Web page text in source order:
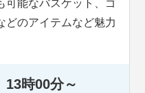
可能なバスケット、ゴ
どのアイテムなど魅力
13時00分～